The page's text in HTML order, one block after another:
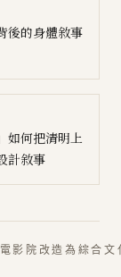
後的身體敘事
如何把清明上
計敘事
影院改造為綜合